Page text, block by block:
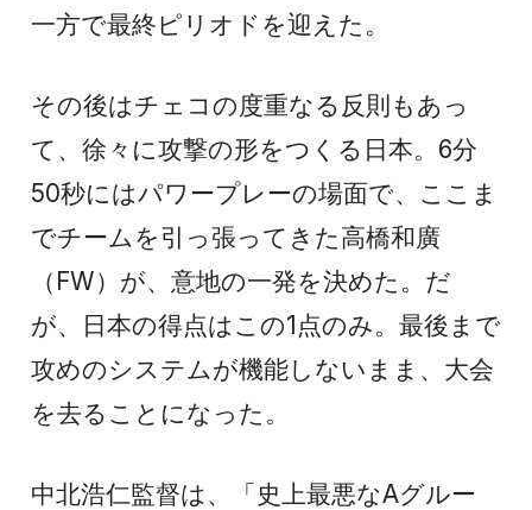
一方で最終ピリオドを迎えた。
その後はチェコの度重なる反則もあっ
て、徐々に攻撃の形をつくる日本。6分
50秒にはパワープレーの場面で、ここま
でチームを引っ張ってきた高橋和廣
（FW）が、意地の一発を決めた。だ
が、日本の得点はこの1点のみ。最後まで
攻めのシステムが機能しないまま、大会
を去ることになった。
中北浩仁監督は、「史上最悪なAグルー